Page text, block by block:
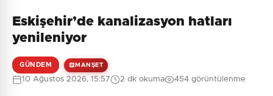
Henüz yorum yapılmamış. İlk yorumu siz yapın!
Eskişehir’de kanalizasyon hatları
yenileniyor
GÜNDEM MANŞET
10 Ağustos 2026, 15:57 2 dk okuma 454 görüntülenme